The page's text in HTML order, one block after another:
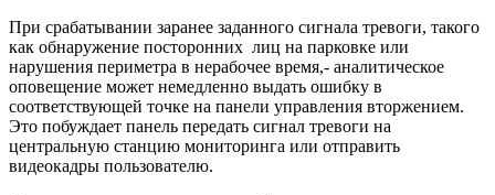
При срабатывании заранее заданного сигнала тревоги, такого
как обнаружение посторонних лиц на парковке или
нарушения периметра в нерабочее время,- аналитическое
оповещение может немедленно выдать ошибку в
соответствующей точке на панели управления вторжением.
Это побуждает панель передать сигнал тревоги на
центральную станцию мониторинга или отправить
видеокадры пользователю.